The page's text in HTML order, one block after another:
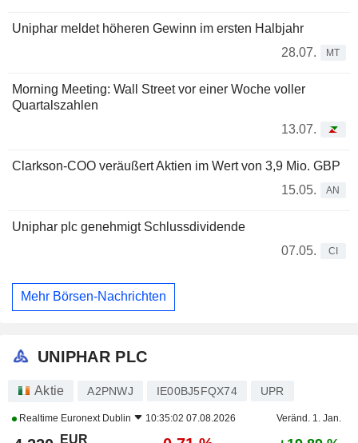
Uniphar meldet höheren Gewinn im ersten Halbjahr
28.07.
MT
Morning Meeting: Wall Street vor einer Woche voller
Quartalszahlen
13.07.
Clarkson-COO veräußert Aktien im Wert von 3,9 Mio. GBP
15.05.
AN
Uniphar plc genehmigt Schlussdividende
07.05.
CI
Mehr Börsen-Nachrichten
UNIPHAR PLC
Aktie A2PNWJ IE00BJ5FQX74 UPR
Realtime Euronext Dublin 10:35:02 07.08.2026 Veränd. 1. Jan.
EUR